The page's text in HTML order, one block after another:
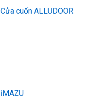
Cửa cuốn ALLUDOOR
iMAZU